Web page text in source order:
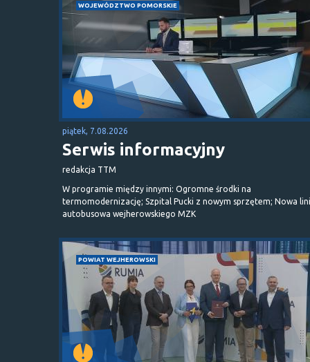
WOJEWÓDZTWO POMORSKIE
piątek, 7.08.2026
Serwis informacyjny
redakcja TTM
W programie między innymi: Ogromne środki na
termomodernizację; Szpital Pucki z nowym sprzętem; Nowa
autobusowa wejherowskiego MZK
POWIAT WEJHEROWSKI